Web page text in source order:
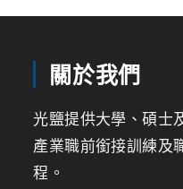
關於我們
光鹽提供大學、碩士
產業職前銜接訓練及
程。